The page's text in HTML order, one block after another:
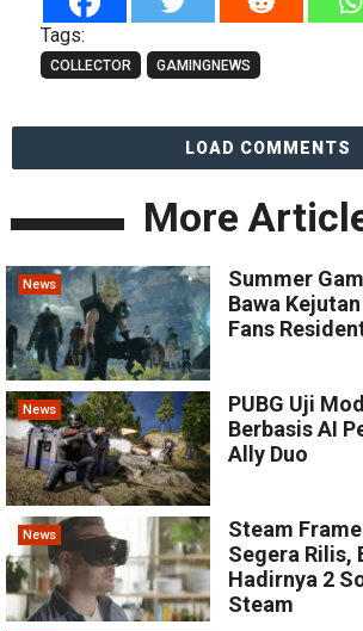
Tags:
COLLECTOR GAMINGNEWS
LOAD COMMENTS
More
News
Summer
Bawa
Fans
News
PUBG Uji
Berbasis AI
Ally Duo
News
Steam
Segera Rilis,
Hadirnya 2
Steam